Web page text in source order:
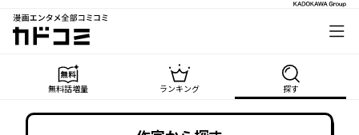
漫画エンタメ全部コミコミ
カドコミ
無料話増量 ランキング 探す